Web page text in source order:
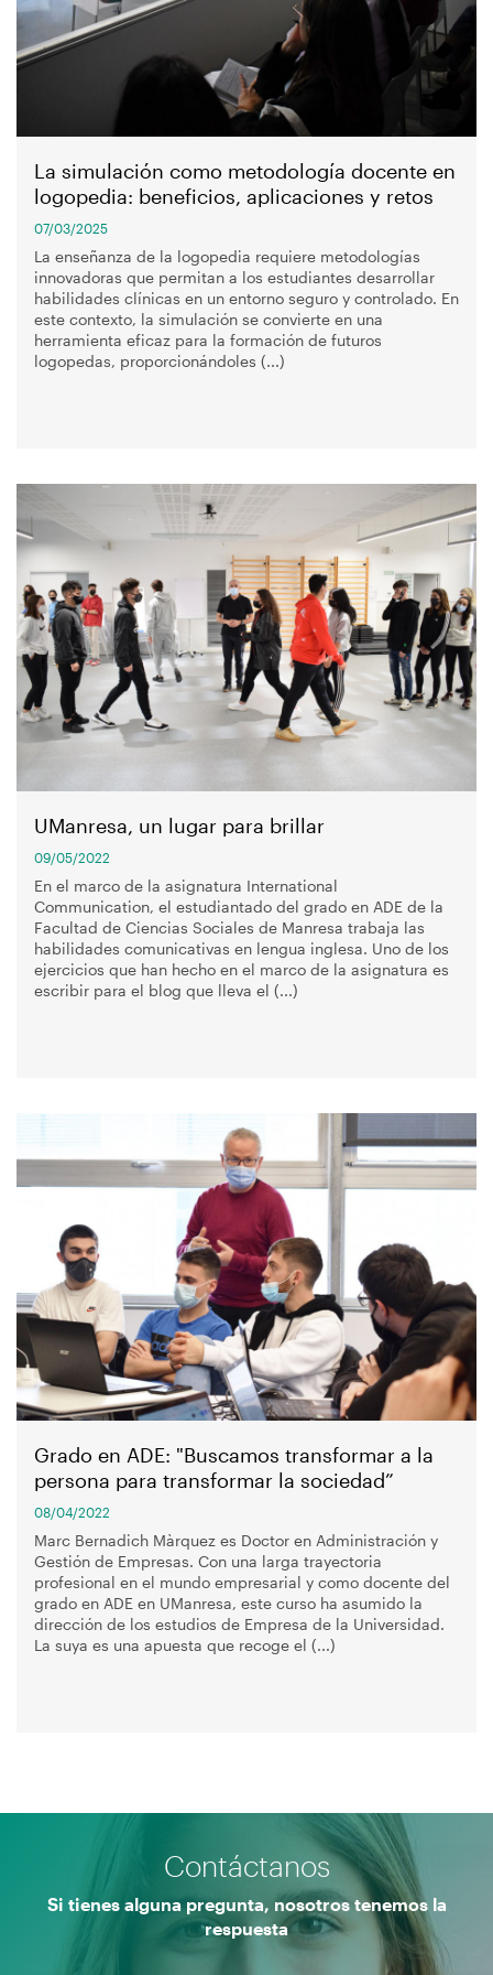
navegación
La simulación como metodología docente en
logopedia: beneficios, aplicaciones y retos
07/03/2025
La enseñanza de la logopedia requiere metodologías
innovadoras que permitan a los estudiantes desarrollar
habilidades clínicas en un entorno seguro y controlado. En
este contexto, la simulación se convierte en una
herramienta eficaz para la formación de futuros
logopedas, proporcionándoles (...)
Imagen
UManresa, un lugar para brillar
09/05/2022
En el marco de la asignatura International
Communication, el estudiantado del grado en ADE de la
Facultad de Ciencias Sociales de Manresa trabaja las
habilidades comunicativas en lengua inglesa. Uno de los
ejercicios que han hecho en el marco de la asignatura es
escribir para el blog que lleva el (...)
Imagen
Grado en ADE: "Buscamos transformar a la
persona para transformar la sociedad”
08/04/2022
Marc Bernadich Màrquez es Doctor en Administración y
Gestión de Empresas. Con una larga trayectoria
profesional en el mundo empresarial y como docente del
grado en ADE en UManresa, este curso ha asumido la
dirección de los estudios de Empresa de la Universidad.
La suya es una apuesta que recoge el (...)
Contáctanos
Si tienes alguna pregunta, nosotros tenemos la
respuesta